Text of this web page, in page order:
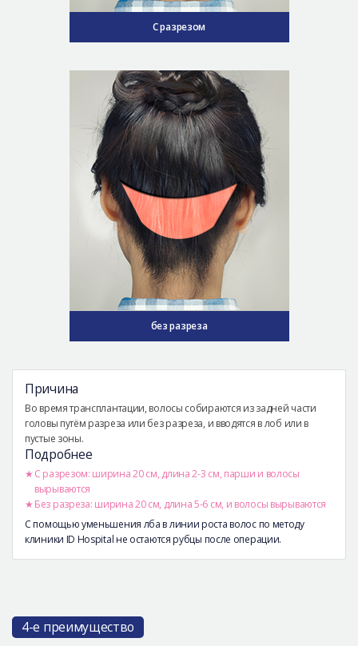
С разрезом
без разреза
Причина
Во время трансплантации, волосы собираются из задней части
головы путём разреза или без разреза, и вводятся в лоб или в
пустые зоны.
Подробнее
С разрезом: ширина 20 см, длина 2-3 см, парши и волосы
вырываются
Без разреза: ширина 20 см, длина 5-6 см, и волосы вырываются
С помощью уменьшения лба в линии роста волос по методу
клиники ID Hospital не остаются рубцы после операции.
4-е преимущество